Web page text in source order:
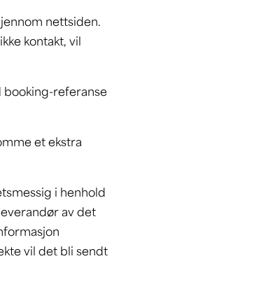
nettsiden.
kontakt, vil
booking-referanse
et ekstra
i henhold
av det
vil det bli sendt